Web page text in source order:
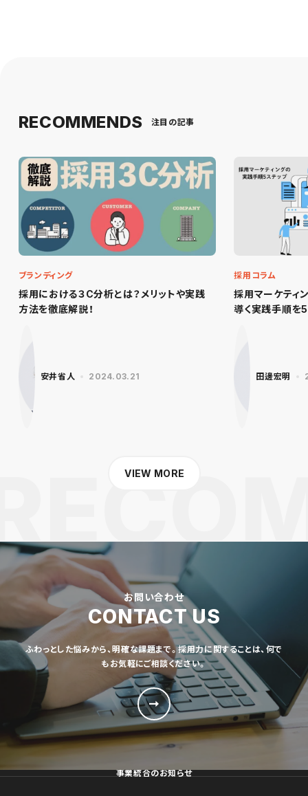
RECOMMENDS 注目の記事
採用における３C分析とは？メリットや実践
方法を徹底解説！
ブランディング
安井省人 2024.03.21
採用マーケティ
導く実践手順を
採用コラム
田邊宏明
VIEW MORE
お問い合わせ
CONTACT US
ふわっとした悩みから、明確な課題まで。採用力に関することは、何で
もお気軽にご相談ください。
事業統合のお知らせ